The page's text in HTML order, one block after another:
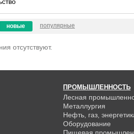
новые популярные
отсутствуют.
ПРОМЫШЛЕННОСТЬ
Лесная
Металлургия
Нефть, газ,
Оборудование